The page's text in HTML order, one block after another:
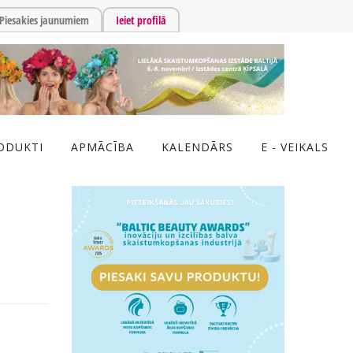
Piesakies jaunumiem Ieiet profilā
APMĀCĪBA KALENDĀRS E - VEIKALS